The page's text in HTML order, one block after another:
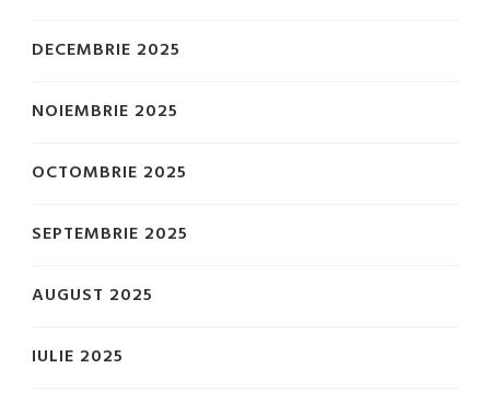
DECEMBRIE 2025
NOIEMBRIE 2025
OCTOMBRIE 2025
SEPTEMBRIE 2025
AUGUST 2025
IULIE 2025